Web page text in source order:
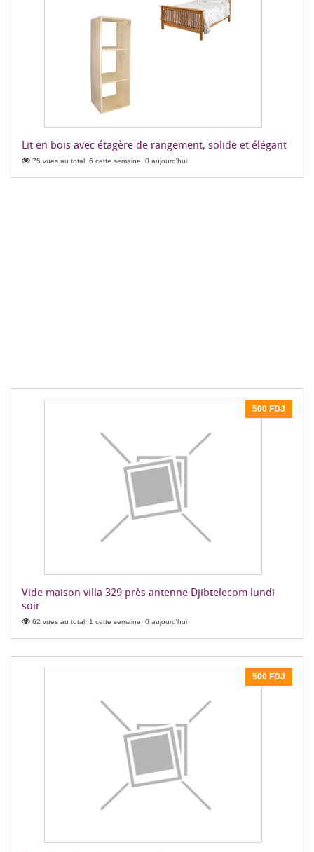
Lit en bois avec étagère de rangement, solide et élégant
75 vues au total, 6 cette semaine, 0 aujourd'hui
500 FDJ
Vide maison villa 329 près antenne Djibtelecom lundi
soir
62 vues au total, 1 cette semaine, 0 aujourd'hui
500 FDJ